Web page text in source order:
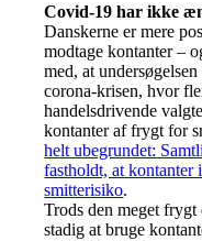
Covid-19 har ikke
Danskerne er mere
modtage kontanter –
med, at
corona-krisen, hvor
handelsdrivende
kontanter af frygt for
helt ubegrundet:
fastholdt, at
smitterisiko.
Trods den meget frygt
stadig at bruge